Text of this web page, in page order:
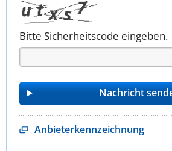
Bitte Sicherheitscode eingeben.
Anbieterkennzeichnung